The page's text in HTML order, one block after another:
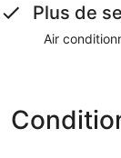
Plus de
Air